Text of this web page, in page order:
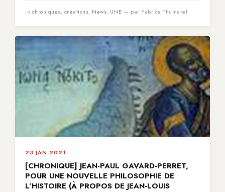
in chroniques, créations, News, UNE — par Fabrice Thumerel
23 JAN 2021
[CHRONIQUE] JEAN-PAUL GAVARD-PERRET,
POUR UNE NOUVELLE PHILOSOPHIE DE
L’HISTOIRE (À PROPOS DE JEAN-LOUIS